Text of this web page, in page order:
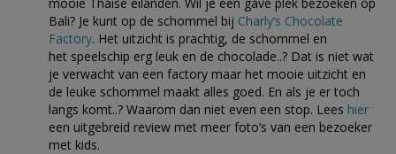
Bali? Je kunt op de schommel bij Charly’s Chocolate
Factory. Het uitzicht is prachtig, de schommel en
het speelschip erg leuk en de chocolade..? Dat is niet wat
je verwacht van een factory maar het mooie uitzicht en
de leuke schommel maakt alles goed. En als je er toch
langs komt..? Waarom dan niet even een stop. Lees hier
een uitgebreid review met meer foto’s van een bezoeker
met kids.